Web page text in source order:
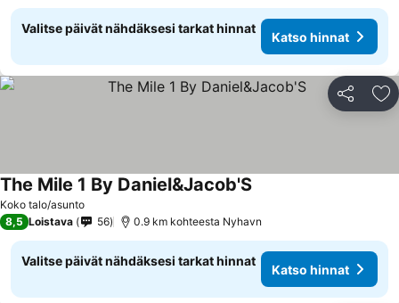
Valitse päivät nähdäksesi tarkat hinnat
Katso hinnat
Jaa
Koko talo/asunto
The Mile 1 By Daniel&Jacob'S
8,5 Loistava 56 0.9 km kohteesta Nyhavn
Valitse päivät nähdäksesi tarkat hinnat
Katso hinnat